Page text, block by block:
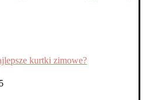
kurtki zimowe?